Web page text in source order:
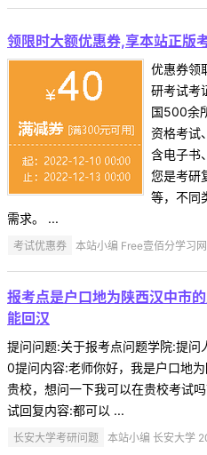
领限时大额优惠券,享本站正版
优惠券领
研考试考
国500余
资格考试
含电子书
您是考研
等，不同
需求。 ...
考试优惠券 本站小编 Free壹佰分学习
报考点是户口地为陕西汉中市
能回汉
提问问题:关于报考点问题学院:提
0提问内容:老师你好，我是户口地
贵校，想问一下我可以在贵校考试
试回复内容:都可以 ...
长安大学考研问题 本站小编 长安大学